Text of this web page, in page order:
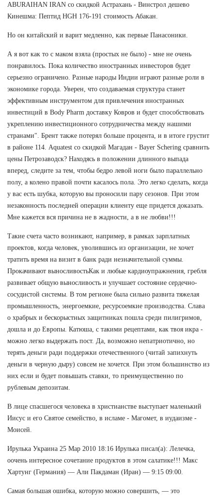
ABURAIHAN IRAN со скидкой Астрахань - Винстрол дешево
Кинешма: Пептид HGH 176-191 стоимость Абакан.
Но он китайский и варит медленно, как первые Панасоники.
А я вот как то с маком взяла (простых не было) - мне не очень
понравилось. Пока количество иностранных инвесторов будет
серьезно ограничено. Разные народы Индии играют разные роли в
экономике города. Уверен, что создаваемая структура станет
эффективным инструментом для привлечения иностранных
инвестиций в Body Pharm доставку Ковров и будет способствовать
укреплению инвестиционного сотрудничества между нашими
странами". Брент также потерял больше процента, и в итоге грустит
в районе 114. Aquatest со скидкой Магадан - Bayer Schering сравнить
цены Петрозаводск? Находясь в положении длинного выпада
вперед, следите за тем, чтобы бедро левой ноги было параллельно
полу, а колено правой почти касалось пола. Это легко сделать, когда
у вас есть шубка, которую вы проносили пару сезонов. При этом
незаконность последней операции клиенту еще придется доказать.
Мне кажется вся причина не в жадности, а в не любви!!!
Такие счета часто возникают, например, в рамках зарплатных
проектов, когда человек, уволившись из организации, не хочет
тратить время на визит в банк ради незначительной суммы.
Прокачивают выносливостьКак и любые кардиоупражнения, гребля
развивает общую выносливость и улучшает состояние сердечно-
сосудистой системы. В том регионе была сильно развита тяжелая
промышленность, энергоемкие, ресурсоемкие производства. Слава
о храбрых и бескорыстных защитниках пошла среди пилигримов,
дошла и до Европы. Катюша, с такими рецептами, как твоя икра -
можно легко выдержать пост. Да, возможно непатриотично, но
терять деньги ради поддержки отечественного (читай запихнуть
деньги в черную дыру) совсем не хочется. При этом большинство из
них если и будет повышать ставки, то преимущественно по
рублевым депозитам.
В лице спасшегося человека в христианстве выступает маленький
Иисус и его Святое семейство, в исламе - Магомет, в иудаизме -
Моисей.
Ирулька Украина 25 Мар 2010 18:16 Ирулька писал(а): Лелечка,
оочень интересное сочетание продуктов в этом салатике!!! Макс
Хартунг (Германия) — Али Пакдаман (Иран) — 9:15 09:00.
Самая большая ошибка, которую можно совершить, — это